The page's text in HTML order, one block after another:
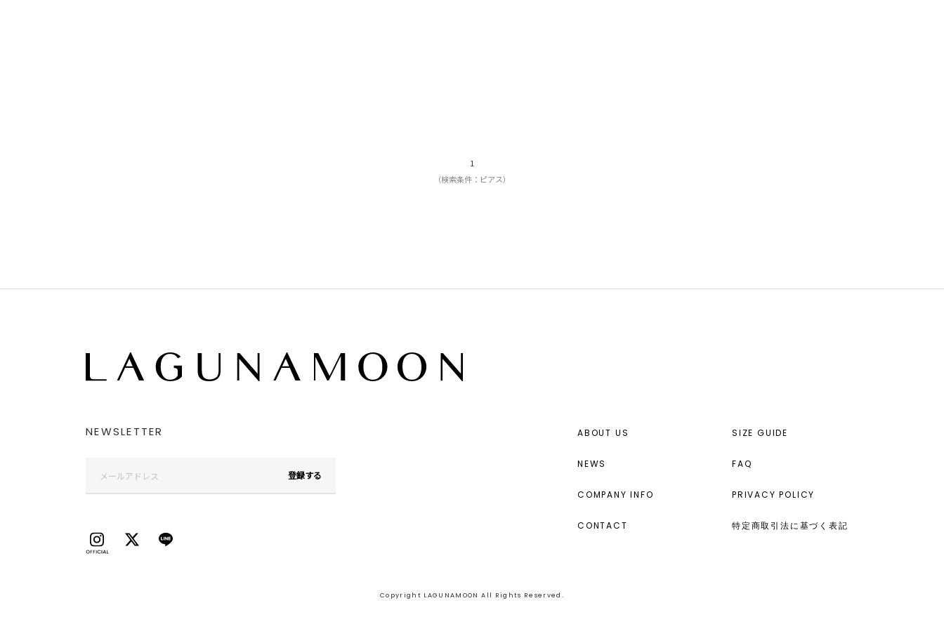
1
（検索条件：ピアス）
NEWSLETTER
登録する
ABOUT US
NEWS
COMPANY INFO
CONTACT
SIZE GUIDE
FAQ
PRIVACY POLICY
特定商取引法に基づく表記
Copyright LAGUNAMOON All Rights Reserved.